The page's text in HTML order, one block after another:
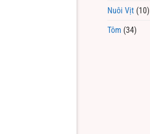
Nuôi Vịt (10)
Tôm (34)